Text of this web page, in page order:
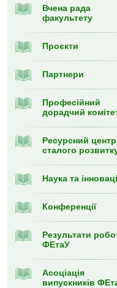
Вчена рада
факультету
Проєкти
Партнери
Професійний
дорадчий
Ресурсний центр
сталого
Наука та
Конференції
Результати
ФЕтаУ
Асоціація
випускників